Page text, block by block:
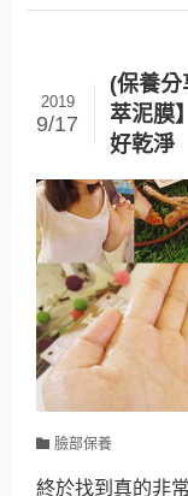
(保養
萃泥膜
好乾淨
2019
9/17
臉部保養
終於找到真的非